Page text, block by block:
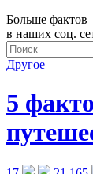
Больше фактов
в наших соц.
Другое
5